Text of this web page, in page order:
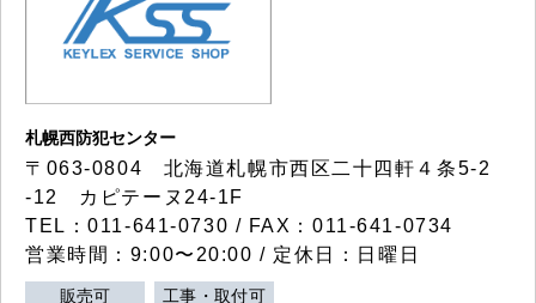
札幌西防犯センター
〒063-0804 北海道札幌市西区二十四軒４条5-2
-12 カピテーヌ24-1F
TEL：011-641-0730 / FAX：011-641-0734
営業時間：9:00〜20:00 / 定休日：日曜日
販売可 工事・取付可